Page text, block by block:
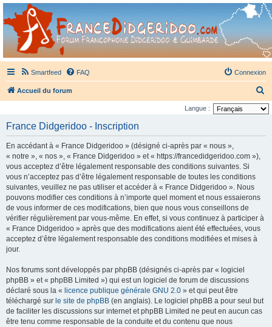
France Didgeridoo
Didgeridoo et Guimbarde sur France Didgeridoo - retrouvez la communauté.
Smartfeed FAQ Connexion
Accueil du forum
e
h
Langue :
France Didgeridoo - Inscription
En accédant à « France Didgeridoo » (désigné ci-après par « nous »,
« notre », « nos », « France Didgeridoo » et « https://francedidgeridoo.com »),
vous acceptez d’être légalement responsable des conditions suivantes. Si
vous n’acceptez pas d’être légalement responsable de toutes les conditions
suivantes, veuillez ne pas utiliser et accéder à « France Didgeridoo ». Nous
pouvons modifier ces conditions à n’importe quel moment et nous essaierons
de vous informer de ces modifications, bien que nous vous conseillons de
vérifier régulièrement par vous-même. En effet, si vous continuez à participer à
« France Didgeridoo » après que des modifications aient été effectuées, vous
acceptez d’être légalement responsable des conditions modifiées et mises à
jour.
Nos forums sont développés par phpBB (désignés ci-après par « logiciel
phpBB » et « phpBB Limited ») qui est un logiciel de forum de discussions
déclaré sous la « licence publique générale GNU 2.0 » et qui peut être
téléchargé sur le site de phpBB (en anglais). Le logiciel phpBB a pour seul but
de faciliter les discussions sur internet et phpBB Limited ne peut en aucun cas
être tenu comme responsable de la conduite et du contenu que nous